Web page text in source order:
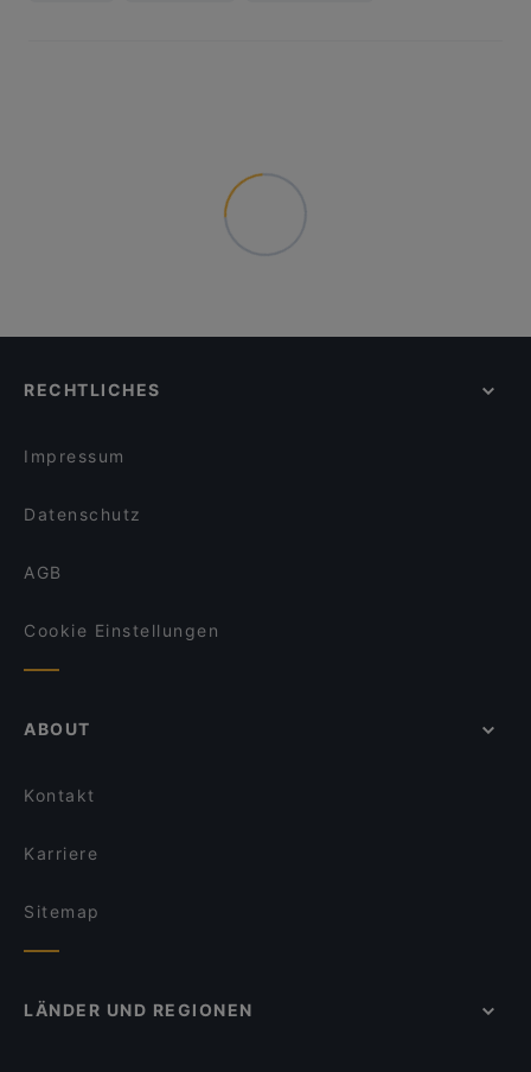
RECHTLICHES
Impressum
Datenschutz
AGB
Cookie Einstellungen
ABOUT
Kontakt
Karriere
Sitemap
LÄNDER UND REGIONEN